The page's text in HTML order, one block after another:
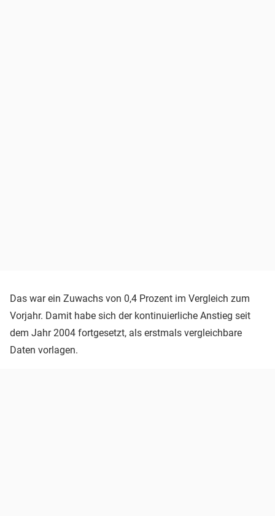
Das war ein Zuwachs von 0,4 Prozent im Vergleich zum
Vorjahr. Damit habe sich der kontinuierliche Anstieg seit
dem Jahr 2004 fortgesetzt, als erstmals vergleichbare
Daten vorlagen.